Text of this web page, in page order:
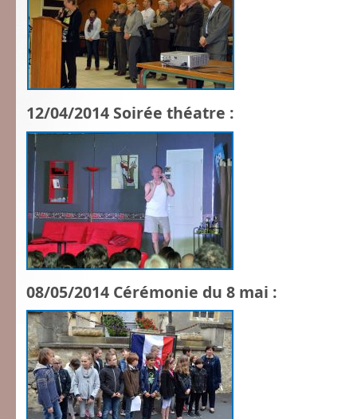
12/04/2014 Soirée théatre :
08/05/2014 Cérémonie du 8 mai :